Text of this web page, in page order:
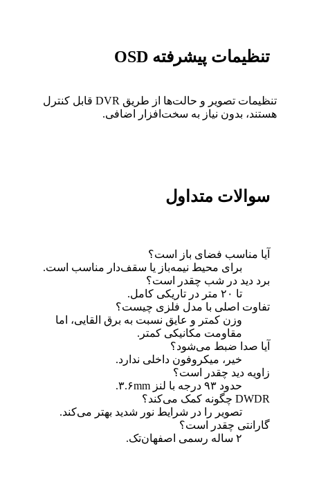
تنظیمات پیشرفته OSD
تنظیمات تصویر و حالت‌ها از طریق DVR قابل کنترل
هستند، بدون نیاز به سخت‌افزار اضافی.
سوالات متداول
آیا مناسب فضای باز است؟
برای محیط نیمه‌باز یا سقف‌دار مناسب است.
برد دید در شب چقدر است؟
تا ۲۰ متر در تاریکی کامل.
تفاوت اصلی با مدل فلزی چیست؟
وزن کمتر و عایق نسبت به برق القایی، اما
مقاومت مکانیکی کمتر.
آیا صدا ضبط می‌شود؟
خیر، میکروفون داخلی ندارد.
زاویه دید چقدر است؟
حدود ۹۳ درجه با لنز ۳.۶mm.
DWDR چگونه کمک می‌کند؟
تصویر را در شرایط نور شدید بهتر می‌کند.
گارانتی چقدر است؟
۲ ساله رسمی اصفهان‌تک.